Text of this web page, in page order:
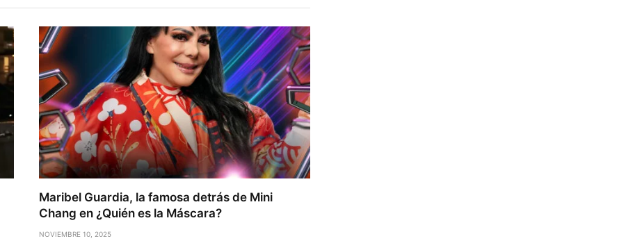
Maribel Guardia, la famosa detrás de Mini
Chang en ¿Quién es la Máscara?
NOVIEMBRE 10, 2025